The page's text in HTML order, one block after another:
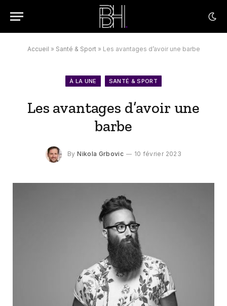
Accueil » Santé & Sport» Les avantages d’avoir une barbe
À LA UNE SANTÉ & SPORT
Les avantages d’avoir une
barbe
By Nikola Grbovic 10 février 2023